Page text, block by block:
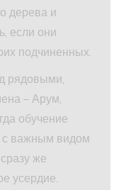
дерева и
если они
подчиненных.
рядовыми,
– Арум,
обучение
с важным видом
же
усердие.